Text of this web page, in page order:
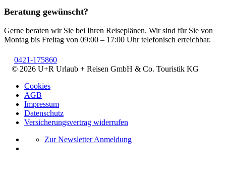
Beratung gewünscht?
Gerne beraten wir Sie bei Ihren Reiseplänen. Wir sind für Sie von
Montag bis Freitag von 09:00 – 17:00 Uhr telefonisch erreichbar.
0421-175860
© 2026 U+R Urlaub + Reisen GmbH & Co. Touristik KG
Cookies
AGB
Impressum
Datenschutz
Versicherungsvertrag widerrufen
Zur Newsletter Anmeldung